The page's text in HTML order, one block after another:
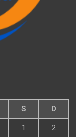
S D
1 2